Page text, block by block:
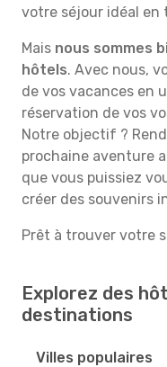
votre séjour idéal en
Mais nous sommes
hôtels. Avec nous,
de vos vacances en
réservation de vos
Notre objectif ?
prochaine aventure
que vous puissiez
créer des souvenirs
Prêt à trouver votre
Explorez des
destinations
Villes populaires